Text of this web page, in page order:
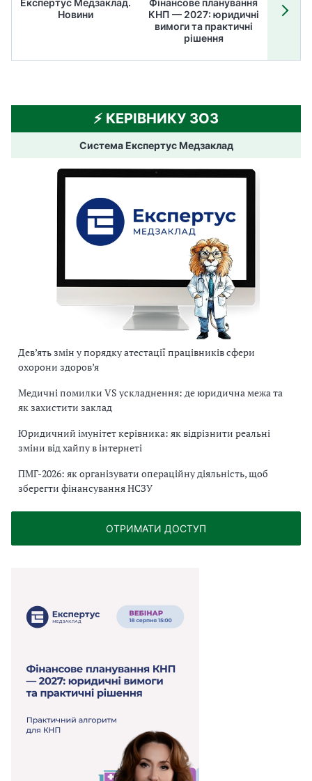
Новини
КНП — 2027: юридичні
вимоги та практичні
рішення
⚡️ КЕРІВНИКУ ЗОЗ
Система Експертус Медзаклад
Дев’ять змін у порядку атестації працівників сфери
охорони здоров’я
Медичні помилки VS ускладнення: де юридична межа та
як захистити заклад
Юридичний імунітет керівника: як відрізнити реальні
зміни від хайпу в інтернеті
ПМГ-2026: як організувати операційну діяльність, щоб
зберегти фінансування НСЗУ
ОТРИМАТИ ДОСТУП